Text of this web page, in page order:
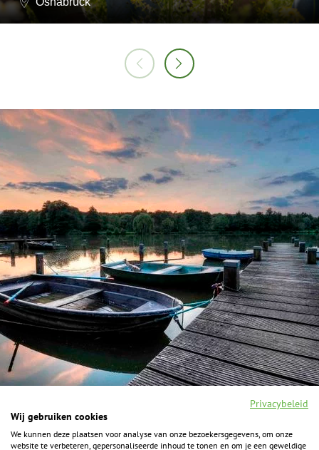
F I Y P
Privacybeleid
Wij gebruiken cookies
We kunnen deze plaatsen voor analyse van onze bezoekersgegevens, om onze
website te verbeteren, gepersonaliseerde inhoud te tonen en om je een geweldige